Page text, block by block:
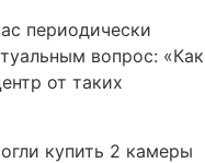
периодически
вопрос: «Как
от таких
купить 2 камеры